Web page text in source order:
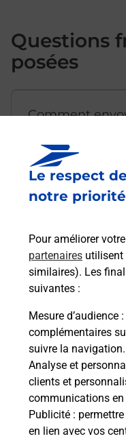
Le respect
notre priorité
Pour améliorer
partenaires utilisent
similaires). Les
suivantes :
Mesure d’audience
complémentaires
suivre la navigation.
Analyse et
clients et
communications
Publicité :
en lien avec vos
Questions
posées
Comment
Est-il possible
emballage
Comment
modification de
Comment La
à votre
Puis-je passer
avec La Poste